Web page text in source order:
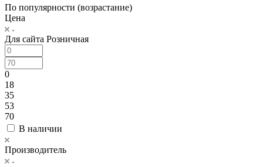
По популярности (возрастание)
Цена
Для сайта Розничная
0
18
35
53
70
В наличии
Производитель